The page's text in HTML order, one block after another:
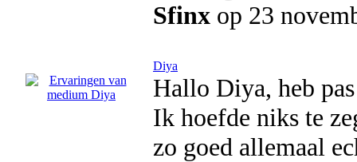
Sfinx op 23
Diya
Hallo Diya, heb
Ik hoefde niks te
zo goed allemaal